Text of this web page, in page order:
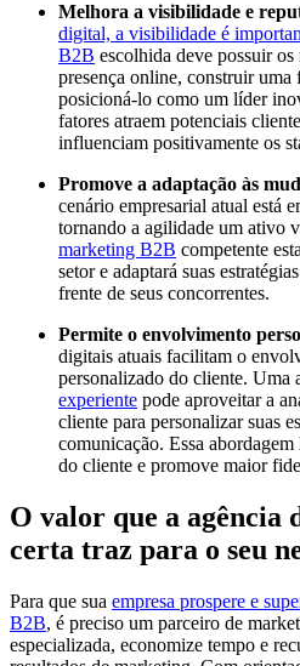
Melhora a visibilidade e
digital, a visibilidade é
B2B escolhida deve possuir
presença online, construir uma
posicioná-lo como um líder
fatores atraem potenciais
influenciam positivamente os
Promove a adaptação às
cenário empresarial atual está
tornando a agilidade um ativo
marketing B2B competente
setor e adaptará suas
frente de seus concorrentes.
Permite o envolvimento
digitais atuais facilitam o
personalizado do cliente. Uma
experiente pode aproveitar a
cliente para personalizar suas
comunicação. Essa
do cliente e promove maior
O valor que a agência
certa traz para o seu
Para que sua empresa prospere e
B2B, é preciso um parceiro de
especializada, economize tempo e